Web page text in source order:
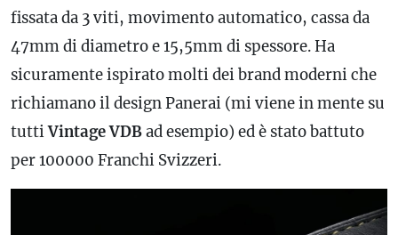
fissata da 3 viti, movimento automatico, cassa da
47mm di diametro e 15,5mm di spessore. Ha
sicuramente ispirato molti dei brand moderni che
richiamano il design Panerai (mi viene in mente su
tuttiVintage VDBad esempio) ed è stato battuto
per 100000 Franchi Svizzeri.